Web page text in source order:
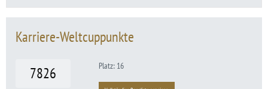
Karriere-Weltcuppunkte
7826
Platz: 16